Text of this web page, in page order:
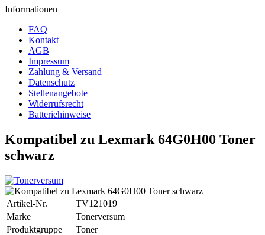
Informationen
FAQ
Kontakt
AGB
Impressum
Zahlung & Versand
Datenschutz
Stellenangebote
Widerrufsrecht
Batteriehinweise
Kompatibel zu Lexmark 64G0H00 Toner
schwarz
Artikel-Nr.
TV121019
Marke
Tonerversum
Produktgruppe
Toner